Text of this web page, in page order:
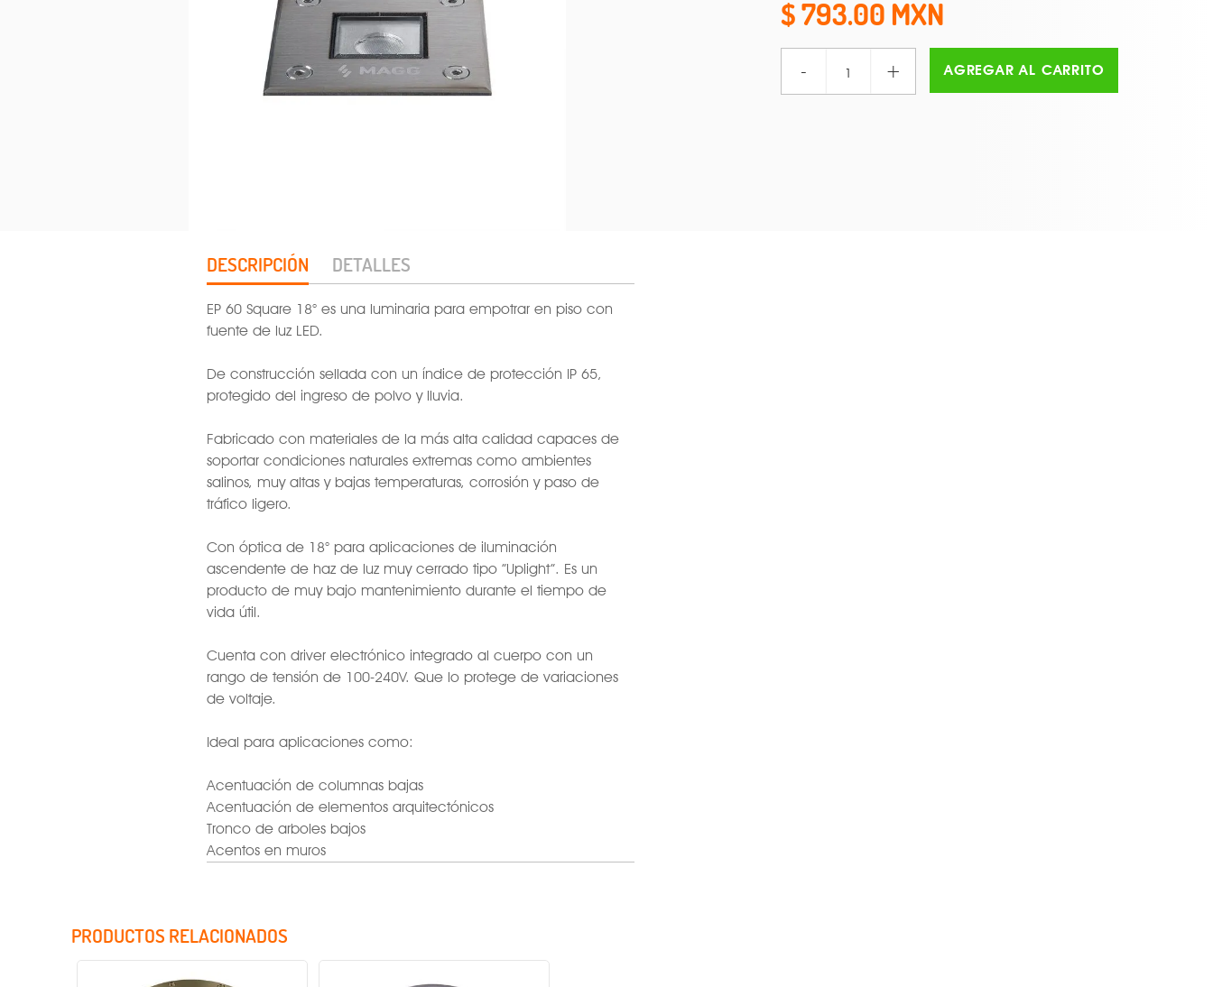
793.00
- + AGREGAR AL CARRITO
DESCRIPCIÓN DETALLES
EP 60 Square 18° es una luminaria para empotrar en piso con
fuente de luz LED.
De construcción sellada con un índice de protección IP 65,
protegido del ingreso de polvo y lluvia.
Fabricado con materiales de la más alta calidad capaces de
soportar condiciones naturales extremas como ambientes
salinos, muy altas y bajas temperaturas, corrosión y paso de
tráfico ligero.
Con óptica de 18° para aplicaciones de iluminación
ascendente de haz de luz muy cerrado tipo ”Uplight”. Es un
producto de muy bajo mantenimiento durante el tiempo de
vida útil.
Cuenta con driver electrónico integrado al cuerpo con un
rango de tensión de 100-240V. Que lo protege de variaciones
de voltaje.
Ideal para aplicaciones como:
Acentuación de columnas bajas
Acentuación de elementos arquitectónicos
Tronco de arboles bajos
Acentos en muros
Factor de potencia
PRODUCTOS RELACIONADOS